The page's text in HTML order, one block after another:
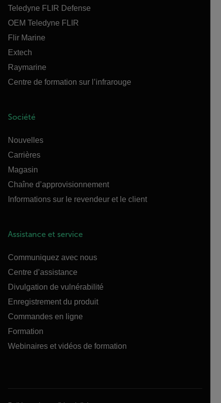
Teledyne FLIR Defense
OEM Teledyne FLIR
Flir Marine
Extech
Raymarine
Centre de formation sur l’infrarouge
Société
Nouvelles
Carrières
Magasin
Chaîne d’approvisionnement
Informations sur le revendeur et le client
Assistance et service
Communiquez avec nous
Centre d’assistance
Divulgation de vulnérabilité
Enregistrement du produit
Commandes en ligne
Formation
Webinaires et vidéos de formation